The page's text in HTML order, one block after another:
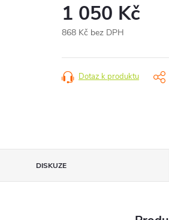
1 050 Kč
868 Kč bez DPH
cena:
Dotaz k produktu
DISKUZE